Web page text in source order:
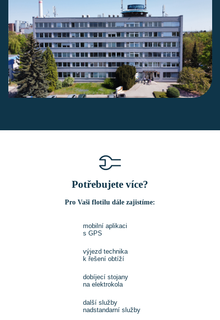
Potřebujete více?
Pro Vaši flotilu dále zajistíme:
mobilní aplikaci
s GPS
výjezd technika
k řešení obtíží
dobíjecí stojany
na elektrokola
další služby
nadstandarní služby